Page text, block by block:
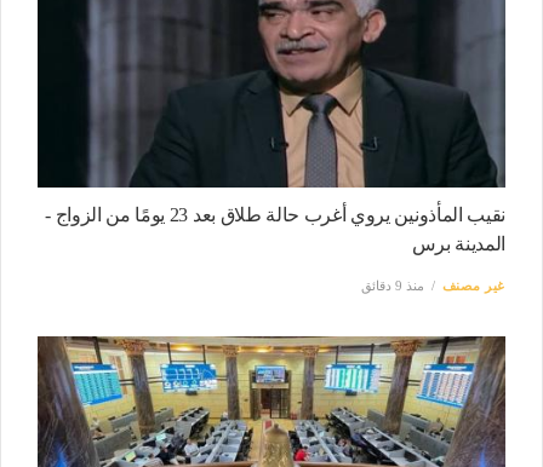
نقيب المأذونين يروي أغرب حالة طلاق بعد 23 يومًا من الزواج -
المدينة برس
غير مصنف منذ 9 دقائق